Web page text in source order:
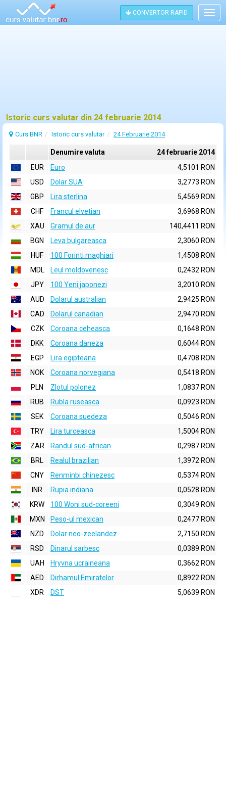
CONVERTOR RAPID
Istoric curs valutar din 24 februarie 2014
Curs BNR Istoric curs valutar 24 Februarie 2014
Denumire valuta
24 februarie 2014
EUR
Euro
4,5101 RON
USD
Dolar SUA
3,2773 RON
GBP
Lira sterlina
5,4569 RON
CHF
Francul elvetian
3,6968 RON
XAU
Gramul de aur
140,4411 RON
BGN
Leva bulgareasca
2,3060 RON
HUF
100 Forinti maghiari
1,4508 RON
MDL
Leul moldovenesc
0,2432 RON
JPY
100 Yeni japonezi
3,2010 RON
AUD
Dolarul australian
2,9425 RON
CAD
Dolarul canadian
2,9470 RON
CZK
Coroana ceheasca
0,1648 RON
DKK
Coroana daneza
0,6044 RON
EGP
Lira egipteana
0,4708 RON
NOK
Coroana norvegiana
0,5418 RON
PLN
Zlotul polonez
1,0837 RON
RUB
Rubla ruseasca
0,0923 RON
SEK
Coroana suedeza
0,5046 RON
TRY
Lira turceasca
1,5004 RON
ZAR
Randul sud-african
0,2987 RON
BRL
Realul brazilian
1,3972 RON
CNY
Renminbi chinezesc
0,5374 RON
INR
Rupia indiana
0,0528 RON
KRW
100 Woni sud-coreeni
0,3049 RON
MXN
Peso-ul mexican
0,2477 RON
NZD
Dolar neo-zeelandez
2,7150 RON
RSD
Dinarul sarbesc
0,0389 RON
UAH
Hryvna ucraineana
0,3662 RON
AED
Dirhamul Emiratelor
0,8922 RON
XDR
DST 5,0639 RON